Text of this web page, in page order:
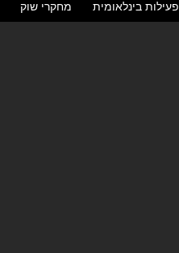
מחקרי שוק פעילות בינלאומית